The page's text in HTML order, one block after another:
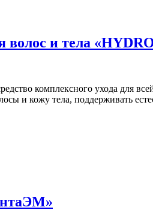
и тела
комплексного ухода для
и кожу тела, поддерживать